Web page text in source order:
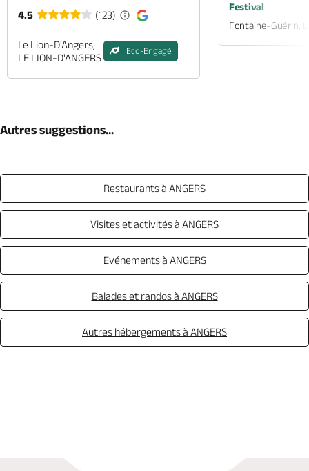
4.5
(123)
Le Lion-D'Angers,
LE LION-D'ANGERS
Eco-Engagé
Festival
Fontaine-Guérin,
Autres suggestions...
Restaurants à ANGERS
Visites et activités à ANGERS
Evénements à ANGERS
Balades et randos à ANGERS
Autres hébergements à ANGERS